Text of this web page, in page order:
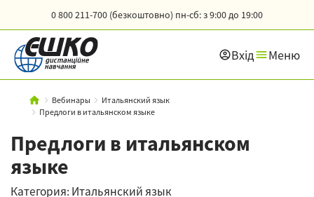
0 800 211-700 (безкоштовно) пн-сб: з 9:00 до 19:00
Вхід Меню
Вебинары
Итальянский язык
Предлоги в итальянском языке
Предлоги в итальянском
языке
Категория: Итальянский язык